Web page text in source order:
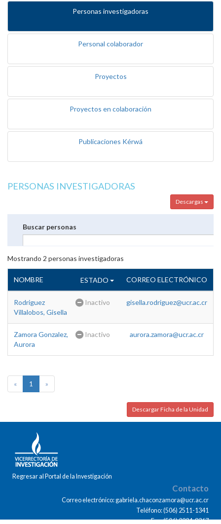
Personas investigadoras
Personal colaborador
Proyectos
Proyectos en colaboración
Publicaciones Kérwá
PERSONAS INVESTIGADORAS
Descargas
Buscar personas
Mostrando 2 personas investigadoras
NOMBRE ESTADO CORREO ELECTRÓNICO
Rodriguez
Villalobos, Gisella
Inactivo gisella.rodriguez@ucr.ac.cr
Zamora Gonzalez,
Aurora
Inactivo aurora.zamora@ucr.ac.cr
« 1 »
Descargar Ficha de la Unidad
Regresar al Portal de la Investigación
Contacto
Correo electrónico: gabriela.chaconzamora@ucr.ac.cr
Teléfono: (506) 2511-1341
Fax: (506) 2224-9367